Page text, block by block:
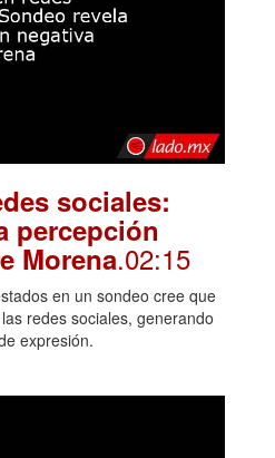
sociales:
percepción
Morena.02:15
en un sondeo cree que
redes sociales, generando
expresión.